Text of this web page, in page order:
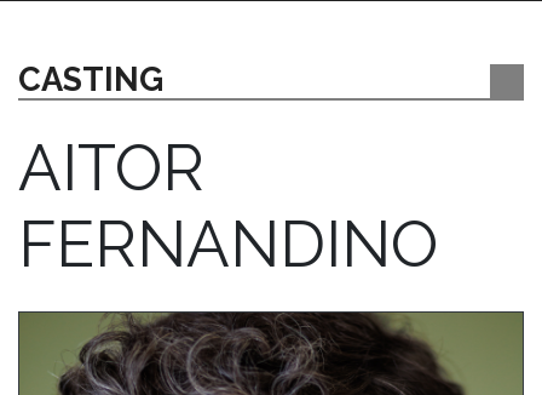
CASTING
AITOR
FERNANDINO